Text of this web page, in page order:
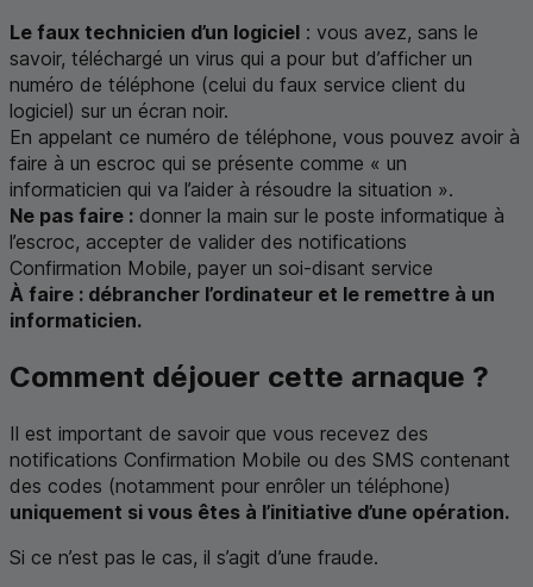
Le faux technicien d’un logiciel : vous avez, sans le
savoir, téléchargé un virus qui a pour but d’afficher un
numéro de téléphone (celui du faux service client du
logiciel) sur un écran noir.
En appelant ce numéro de téléphone, vous pouvez avoir à
faire à un escroc qui se présente comme « un
informaticien qui va l’aider à résoudre la situation ».
Ne pas faire : donner la main sur le poste informatique à
l’escroc, accepter de valider des notifications
Confirmation Mobile, payer un soi-disant service
À faire : débrancher l’ordinateur et le remettre à un
informaticien.
Comment déjouer cette arnaque ?
Il est important de savoir que vous recevez des
notifications Confirmation Mobile ou des SMS contenant
des codes (notamment pour enrôler un téléphone)
uniquement si vous êtes à l’initiative d’une opération.
Si ce n’est pas le cas, il s’agit d’une fraude.